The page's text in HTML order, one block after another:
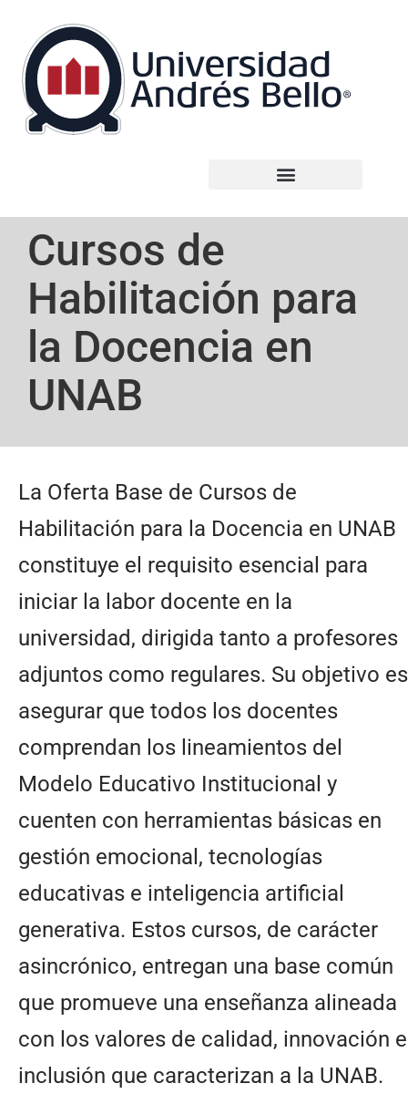
Cursos de
Habilitación para
la Docencia en
UNAB
La Oferta Base de Cursos de
Habilitación para la Docencia en UNAB
constituye el requisito esencial para
iniciar la labor docente en la
universidad, dirigida tanto a profesores
adjuntos como regulares. Su objetivo es
asegurar que todos los docentes
comprendan los lineamientos del
Modelo Educativo Institucional y
cuenten con herramientas básicas en
gestión emocional, tecnologías
educativas e inteligencia artificial
generativa. Estos cursos, de carácter
asincrónico, entregan una base común
que promueve una enseñanza alineada
con los valores de calidad, innovación e
inclusión que caracterizan a la UNAB.